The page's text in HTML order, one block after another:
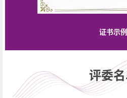
证书示例
评委